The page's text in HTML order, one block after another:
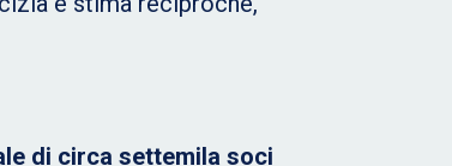
di circa settemila soci